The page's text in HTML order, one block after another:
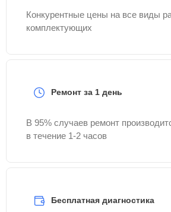
Конкурентные цены на все виды
комплектующих
Ремонт за 1 день
В 95% случаев ремонт
в течение 1-2 часов
Бесплатная диагностика